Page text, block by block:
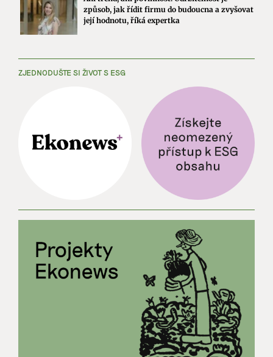
způsob, jak řídit firmu do budoucna a zvyšovat
její hodnotu, říká expertka
ZJEDNODUŠTE SI ŽIVOT S ESG